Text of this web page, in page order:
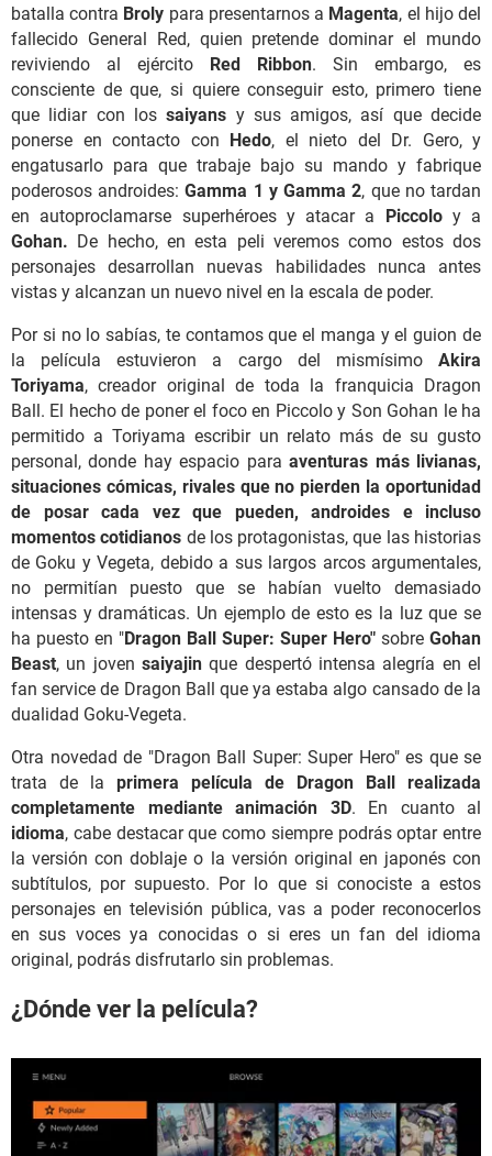
batalla contra Broly para presentarnos a Magenta, el hijo del
fallecido General Red, quien pretende dominar el mundo
reviviendo al ejército Red Ribbon. Sin embargo, es
consciente de que, si quiere conseguir esto, primero tiene
que lidiar con lossaiyans y sus amigos, así que decide
ponerse en contacto con Hedo, el nieto del Dr. Gero, y
engatusarlo para que trabaje bajo su mando y fabrique
poderosos androides:Gamma 1 y Gamma 2, que no tardan
en autoproclamarse superhéroes y atacar a Piccoloy a
Gohan. De hecho, en esta peli veremos como estos dos
personajes desarrollan nuevas habilidades nunca antes
vistas y alcanzan un nuevo nivel en la escala de poder.
Por si no lo sabías, te contamos que el manga y el guion de
la película estuvieron a cargo del mismísimo Akira
Toriyama, creador original de toda la franquicia Dragon
Ball. El hecho de poner el foco en Piccolo y Son Gohan le ha
permitido a Toriyama escribir un relato más de su gusto
personal, donde hay espacio paraaventuras más livianas,
situaciones cómicas, rivales que no pierden la oportunidad
de posar cada vez que pueden, androides e incluso
momentos cotidianos de los protagonistas, que las historias
de Goku y Vegeta, debido a sus largos arcos argumentales,
no permitían puesto que se habían vuelto demasiado
intensas y dramáticas. Un ejemplo de esto es la luz que se
ha puesto en "Dragon Ball Super: Super Hero" sobre Gohan
Beast, un joven saiyajin que despertó intensa alegría en el
fan service de Dragon Ball que ya estaba algo cansado de la
dualidad Goku-Vegeta.
Otra novedad de "Dragon Ball Super: Super Hero" es que se
trata de la primera película de Dragon Ball realizada
completamente mediante animación 3D. En cuanto al
idioma, cabe destacar que como siempre podrás optar entre
la versión con doblaje o la versión original en japonés con
subtítulos, por supuesto. Por lo que si conociste a estos
personajes en televisión pública, vas a poder reconocerlos
en sus voces ya conocidas o si eres un fan del idioma
original, podrás disfrutarlo sin problemas.
¿Dónde ver la película?